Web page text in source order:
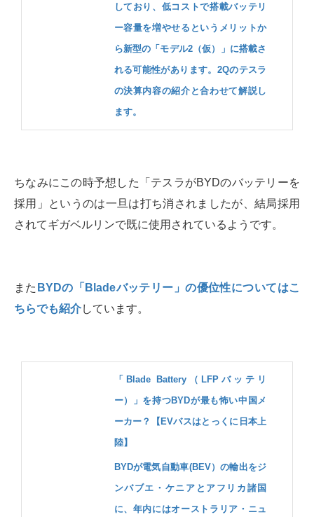
しており、低コストで搭載バッテリ
ー容量を増やせるというメリットか
ら新型の「モデル2（仮）」に搭載さ
れる可能性があります。2Qのテスラ
の決算内容の紹介と合わせて解説し
ます。
ちなみにこの時予想した「テスラがBYDのバッテリーを
採用」というのは一旦は打ち消されましたが、結局採用
されてギガベルリンで既に使用されているようです。
また BYDの「Bladeバッテリー」の優位性についてはこ
ちらでも紹介しています。
「Blade Battery（LFPバッテリ
ー）」を持つBYDが最も怖い中国メ
ーカー？【EVバスはとっくに日本上
陸】
BYDが電気自動車(BEV）の輸出をジ
ンバブエ・ケニアとアフリカ諸国
に、年内にはオーストラリア・ニュ